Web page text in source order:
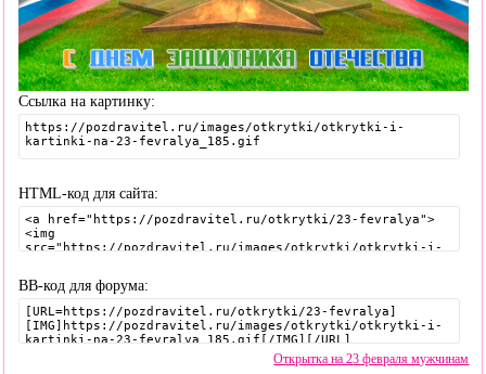
Ссылка на картинку:
HTML-код для сайта:
BB-код для форума:
Открытка на 23 февраля мужчинам